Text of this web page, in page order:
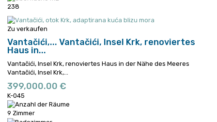
238
Zu verkaufen
Vantačići,... Vantačići, Insel Krk, renoviertes
Haus in...
Vantačići, Insel Krk, renoviertes Haus in der Nähe des Meeres
Vantačići, Insel Krk,...
399,000.00 €
K-045
9 Zimmer